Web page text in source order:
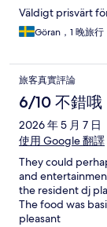
Väldigt prisvärt
Göran，1 晚旅行
旅客真實評論
6/10 不錯哦
2026 年 5 月 7 日
使用 Google 翻譯
They could
and
the resident dj
The food was
pleasant